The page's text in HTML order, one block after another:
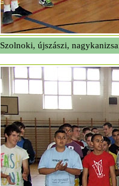
Szolnoki, újszászi,